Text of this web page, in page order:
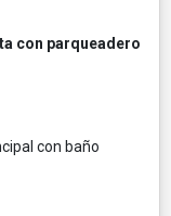
con parqueadero
con baño